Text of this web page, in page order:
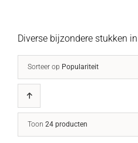
Diverse bijzondere stukken
Sorteer op Populariteit
Toon 24 producten